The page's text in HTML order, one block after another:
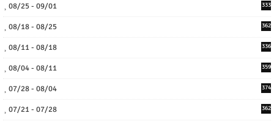
08/25 - 09/01 333
08/18 - 08/25 362
08/11 - 08/18 336
08/04 - 08/11 359
07/28 - 08/04 374
07/21 - 07/28 362